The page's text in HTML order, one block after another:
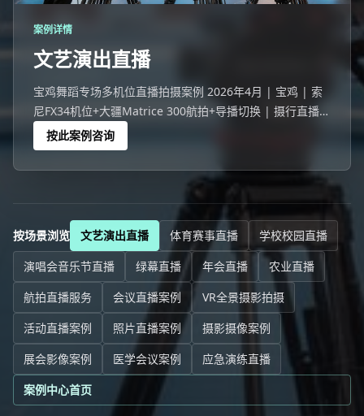
案例详情
文艺演出直播
宝鸡舞蹈专场多机位直播拍摄案例 2026年4月 | 宝鸡 | 索
尼FX34机位+大疆Matrice 300航拍+导播切换 | 摄行直播宝
鸡团队 宝鸡一场308人的舞蹈专场活动，线下观众座无虚
席，线上10439人同步观看。
按此案例咨询
按场景浏览 文艺演出直播 体育赛事直播
学校校园直播
演唱会音乐节直播
绿幕直播 年会直播
农业直播
航拍直播服务
会议直播案例
VR全景摄影拍摄
活动直播案例
照片直播案例
摄影摄像案例
展会影像案例
医学会议案例
应急演练直播
案例中心首页